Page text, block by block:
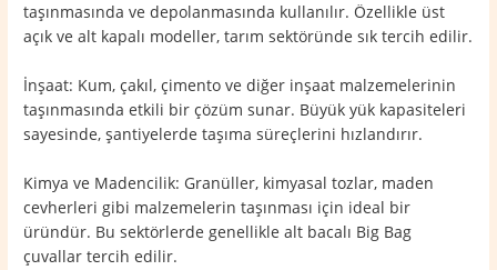
taşınmasında ve depolanmasında kullanılır. Özellikle üst
açık ve alt kapalı modeller, tarım sektöründe sık tercih edilir.
İnşaat: Kum, çakıl, çimento ve diğer inşaat malzemelerinin
taşınmasında etkili bir çözüm sunar. Büyük yük kapasiteleri
sayesinde, şantiyelerde taşıma süreçlerini hızlandırır.
Kimya ve Madencilik: Granüller, kimyasal tozlar, maden
cevherleri gibi malzemelerin taşınması için ideal bir
üründür. Bu sektörlerde genellikle alt bacalı Big Bag
çuvallar tercih edilir.